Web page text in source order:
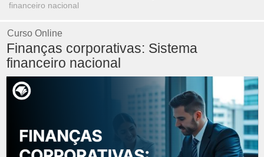
financeiro nacional
Curso Online
Finanças corporativas: Sistema
financeiro nacional